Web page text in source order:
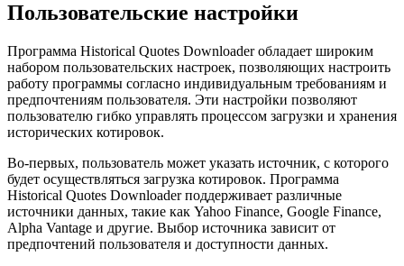
Пользовательские настройки
Программа Historical Quotes Downloader обладает широким
набором пользовательских настроек, позволяющих настроить
работу программы согласно индивидуальным требованиям и
предпочтениям пользователя. Эти настройки позволяют
пользователю гибко управлять процессом загрузки и хранения
исторических котировок.
Во-первых, пользователь может указать источник, с которого
будет осуществляться загрузка котировок. Программа
Historical Quotes Downloader поддерживает различные
источники данных, такие как Yahoo Finance, Google Finance,
Alpha Vantage и другие. Выбор источника зависит от
предпочтений пользователя и доступности данных.